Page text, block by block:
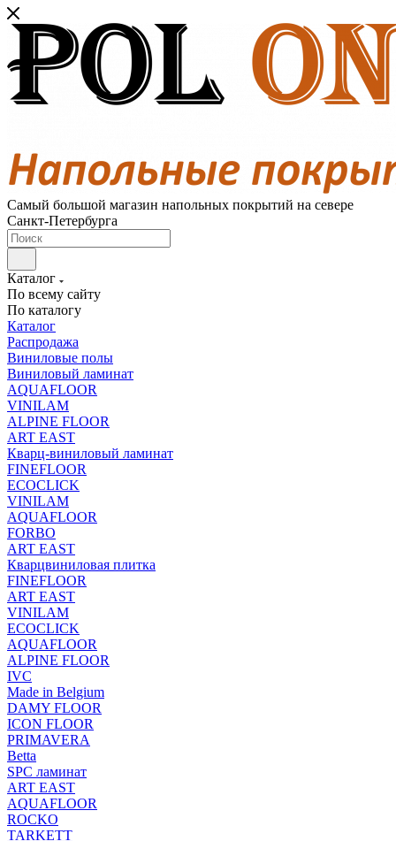
Самый большой магазин напольных покрытий на севере
Санкт-Петербурга
Каталог
По всему сайту
По каталогу
Каталог
Распродажа
Виниловые полы
Виниловый ламинат
AQUAFLOOR
VINILAM
ALPINE FLOOR
ART EAST
Кварц-виниловый ламинат
FINEFLOOR
ECOCLICK
VINILAM
AQUAFLOOR
FORBO
ART EAST
Кварцвиниловая плитка
FINEFLOOR
ART EAST
VINILAM
ECOCLICK
AQUAFLOOR
ALPINE FLOOR
IVC
Made in Belgium
DAMY FLOOR
ICON FLOOR
PRIMAVERA
Betta
SPC ламинат
ART EAST
AQUAFLOOR
ROCKO
TARKETT